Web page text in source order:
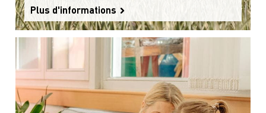
Plus d'informations